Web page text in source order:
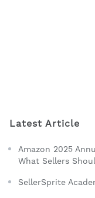
Latest Article
Amazon 2025
What Sellers
SellerSprite